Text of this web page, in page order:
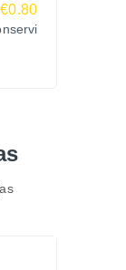
€0.80